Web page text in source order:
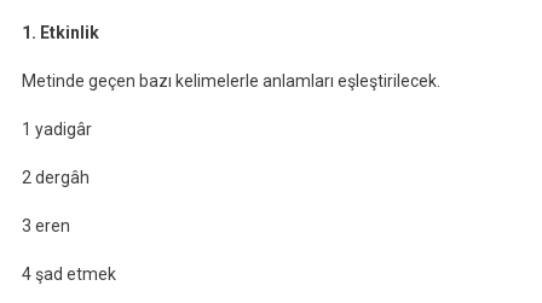
1. Etkinlik
Metinde geçen bazı kelimelerle anlamları eşleştirilecek.
1 yadigâr
2 dergâh
3 eren
4 şad etmek